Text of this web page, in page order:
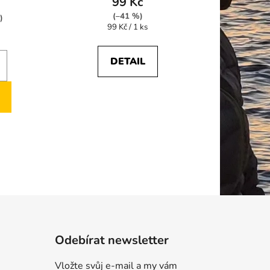
(–41 %)
Měrná
99 Kč / 1 ks
DETAIL
Odebírat newsletter
Vložte svůj e-mail a my vám